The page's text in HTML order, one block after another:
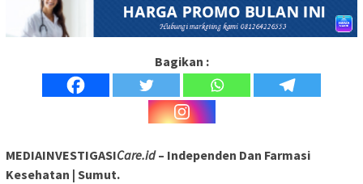
Bagikan :
MEDIAINVESTIGASICare.id– Independen Dan Farmasi
Kesehatan | Sumut.